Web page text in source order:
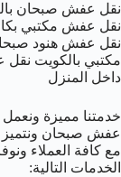
نقل عفش صبحان
نقل عفش مكتبي
نقل عفش هنود
مكتبي بالكويت
داخل المنزل
خدمتنا مميزة
عفش صبحان ونتميز
مع كافة العملاء
الخدمات التالية: